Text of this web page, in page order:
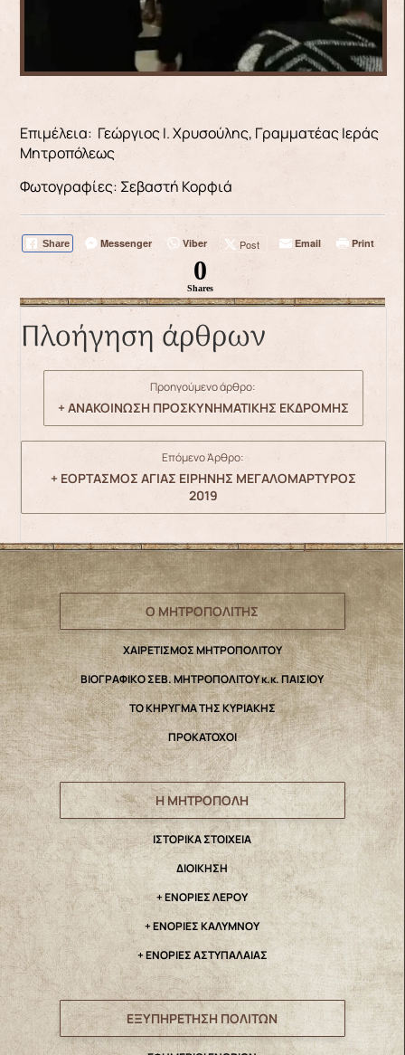
Επιμέλεια: Γεώργιος Ι. Χρυσούλης, Γραμματέας Ιεράς
Μητροπόλεως
Φωτογραφίες: Σεβαστή Κορφιά
Share Messenger Viber Post Email Print
0
Shares
Πλοήγηση άρθρων
Προηγούμενο άρθρο:
+ ΑΝΑΚΟΙΝΩΣΗ ΠΡΟΣΚΥΝΗΜΑΤΙΚΗΣ ΕΚΔΡΟΜΗΣ
Επόμενο Άρθρο:
+ ΕΟΡΤΑΣΜΟΣ ΑΓΙΑΣ ΕΙΡΗΝΗΣ ΜΕΓΑΛΟΜΑΡΤΥΡΟΣ
2019
Ο ΜΗΤΡΟΠΟΛΙΤΗΣ
ΧΑΙΡΕΤΙΣΜΟΣ ΜΗΤΡΟΠΟΛΙΤΟΥ
ΒΙΟΓΡΑΦΙΚΟ ΣΕΒ. ΜΗΤΡΟΠΟΛΙΤΟΥ κ.κ. ΠΑΙΣΙΟΥ
ΤΟ ΚΗΡΥΓΜΑ ΤΗΣ ΚΥΡΙΑΚΗΣ
ΠΡΟΚΑΤΟΧΟΙ
Η ΜΗΤΡΟΠΟΛΗ
IΣΤΟΡΙΚΑ ΣΤΟΙΧΕΙΑ
ΔΙΟΙΚΗΣΗ
+ ΕΝΟΡΙΕΣ ΛΕΡΟΥ
+ ΕΝΟΡΙΕΣ ΚΑΛΥΜΝΟΥ
+ ΕΝΟΡΙΕΣ ΑΣΤΥΠΑΛΑΙΑΣ
ΕΞΥΠΗΡΕΤΗΣΗ ΠΟΛΙΤΩΝ